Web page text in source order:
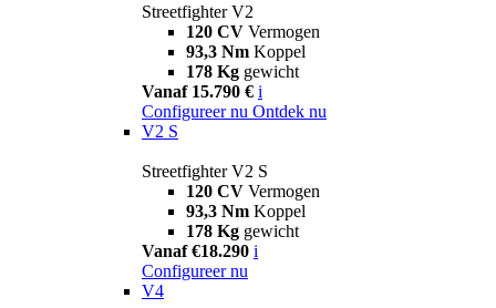
Streetfighter V2
120 CV Vermogen
93,3 Nm Koppel
178 Kg gewicht
Vanaf 15.790 € i
Configureer nu Ontdek nu
V2 S
Streetfighter V2 S
120 CV Vermogen
93,3 Nm Koppel
178 Kg gewicht
Vanaf €18.290 i
Configureer nu
V4